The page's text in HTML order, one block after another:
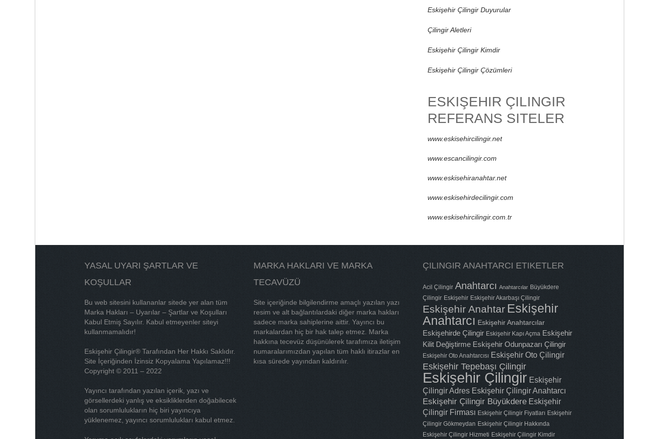
Eskişehir Çilingir Duyurular
Çilingir Aletleri
Eskişehir Çilingir Kimdir
Eskişehir Çilingir Çözümleri
ESKIŞEHIR ÇILINGIR
REFERANS SITELER
www.eskisehircilingir.net
www.escancilingir.com
www.eskisehiranahtar.net
www.eskisehirdecilingir.com
www.eskisehircilingir.com.tr
YASAL UYARI ŞARTLAR VE
KOŞULLAR
Bu web sitesini kullananlar sitede yer alan tüm
Marka Hakları – Uyarılar – Şartlar ve Koşulları
Kabul Etmiş Sayılır. Kabul etmeyenler siteyi
kullanmamalıdır!
Eskişehir Çilingir® Tarafından Her Hakkı Saklıdır.
Site İçeriğinden İzinsiz Kopyalama Yapılamaz!!!
Copyright © 2011 – 2022
Yayıncı tarafından yazılan içerik, yazı ve
görsellerdeki yanlış ve eksikliklerden doğabilecek
olan sorumlulukların hiç biri yayıncıya
yüklenemez, yayıncı sorumlulukları kabul etmez.
MARKA HAKLARI VE MARKA
TECAVÜZÜ
Site içeriğinde bilgilendirme amaçlı yazılan yazı
resim ve alt bağlantılardaki diğer marka hakları
sadece marka sahiplerine aittir. Yayıncı bu
markalardan hiç bir hak talep etmez. Marka
hakkına tecevüz düşünülerek tarafımıza iletişim
numaralarımızdan yapılan tüm haklı itirazlar en
kısa sürede yayından kaldırılır.
ÇILINGIR ANAHTARCI ETIKETLER
Acil Çilingir Anahtarcı Anahtarcılar Büyükdere
Çilingir Eskişehir Eskişehir Akarbaşı Çilingir
Eskişehir Anahtar Eskişehir
Anahtarcı Eskişehir Anahtarcılar
Eskişehirde Çilingir Eskişehir Kapı Açma Eskişehir
Kilit Değiştirme Eskişehir Odunpazarı Çilingir
Eskişehir Oto Anahtarcısı Eskişehir Oto Çilingir
Eskişehir Tepebaşı Çilingir
Eskişehir Çilingir Eskişehir
Çilingir Adres Eskişehir Çilingir Anahtarcı
Eskişehir Çilingir Büyükdere Eskişehir
Çilingir Firması Eskişehir Çilingir Fiyatları Eskişehir
Çilingir Gökmeydan Eskişehir Çilingir Hakkında
Eskişehir Çilingir Hizmeti Eskişehir Çilingir Kimdir